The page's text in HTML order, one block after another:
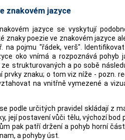
znakovém jazyce
jazyce se vyskytují
poezie ve znakovém jazyce
pojmu "řádek, verš".
oko vnímá a rozpoznává pohyb
strukturovaných a po sobě
znaku; o tom viz níže - pozn.
na vnitřně vymezené a
podle určitých pravidel skládají z
její postavení vůči tělu, výchozí bod
pak patří držení a pohyb horní
a pohyby úst.